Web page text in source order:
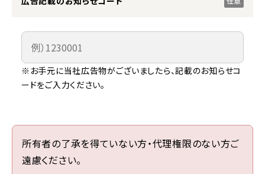
※お手元に当社広告物がございましたら、記載のお知らせコ
ードをご入力ください。
所有者の了承を得ていない方・代理権限のない方ご
遠慮ください。